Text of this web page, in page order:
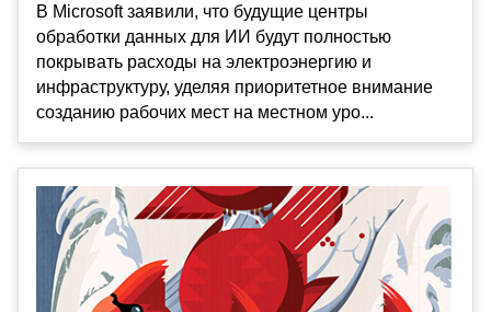
В Microsoft заявили, что будущие центры
обработки данных для ИИ будут полностью
покрывать расходы на электроэнергию и
инфраструктуру, уделяя приоритетное внимание
созданию рабочих мест на местном уро...